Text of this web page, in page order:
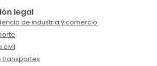
legal
de industria y comercio
civil
transportes